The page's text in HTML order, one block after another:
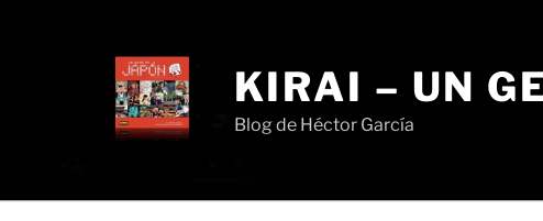
KIRAI – UN
Blog de Héctor García